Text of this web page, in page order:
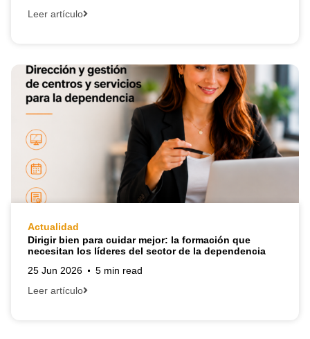
Leer artículo
Actualidad
Dirigir bien para cuidar mejor: la formación que
necesitan los líderes del sector de la dependencia
25 Jun 2026
5 min read
Leer artículo